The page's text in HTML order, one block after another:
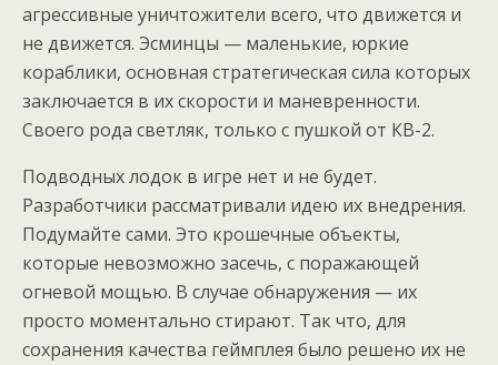
агрессивные уничтожители всего, что движется и
не движется. Эсминцы — маленькие, юркие
кораблики, основная стратегическая сила которых
заключается в их скорости и маневренности.
Своего рода светляк, только с пушкой от КВ-2.
Подводных лодок в игре нет и не будет.
Разработчики рассматривали идею их внедрения.
Подумайте сами. Это крошечные объекты,
которые невозможно засечь, с поражающей
огневой мощью. В случае обнаружения — их
просто моментально стирают. Так что, для
сохранения качества геймплея было решено их не